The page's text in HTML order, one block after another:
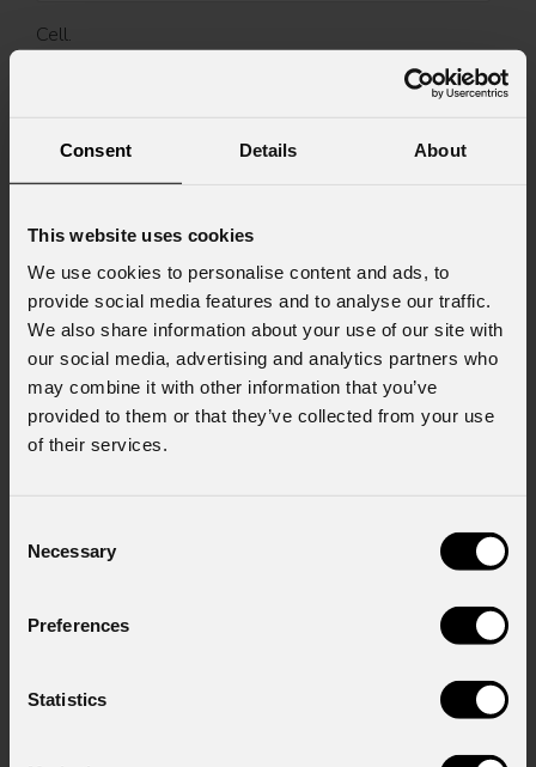
Consent Details About
This website uses cookies
We use cookies to personalise content and ads, to
provide social media features and to analyse our traffic.
We also share information about your use of our site with
our social media, advertising and analytics partners who
may combine it with other information that you’ve
provided to them or that they’ve collected from your use
of their services.
Selection
Necessary
Preferences
Statistics
Cell.
Messaggio
Consenso al marketing
Acconsento al trattamento dei dati per
ricevere informazioni commerciali e iniziative di
marketing.
Consenso al trattamento dei dati
personali
Ho letto l'informativa ai sensi dell'art. 13 del